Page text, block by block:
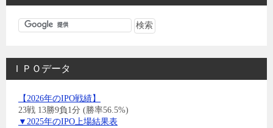
ＩＰＯデータ
【2026年のIPO戦績】
23戦 13勝9負1分 (勝率56.5%)
▼2025年のIPO上場結果表